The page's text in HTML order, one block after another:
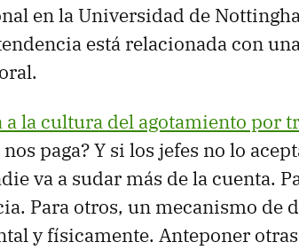
en la Universidad de
está relacionada con
a la cultura del agotamiento por
paga? Y si los jefes no lo
va a sudar más de la cuenta.
Para otros, un mecanismo de
y físicamente. Anteponer